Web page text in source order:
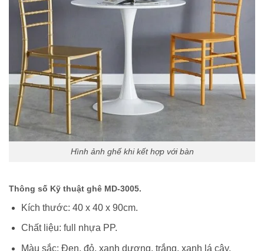
Hình ảnh ghế khi kết hợp với bàn
Thông số Kỹ thuật ghê MD-3005.
Kích thước: 40 x 40 x 90cm.
Chất liệu: full nhựa PP.
Màu sắc: Đen, đỏ, xanh dương, trắng, xanh lá cây,